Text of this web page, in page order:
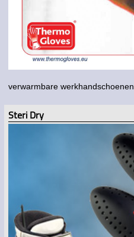
verwarmbare werkhandschoenen
Steri Dry